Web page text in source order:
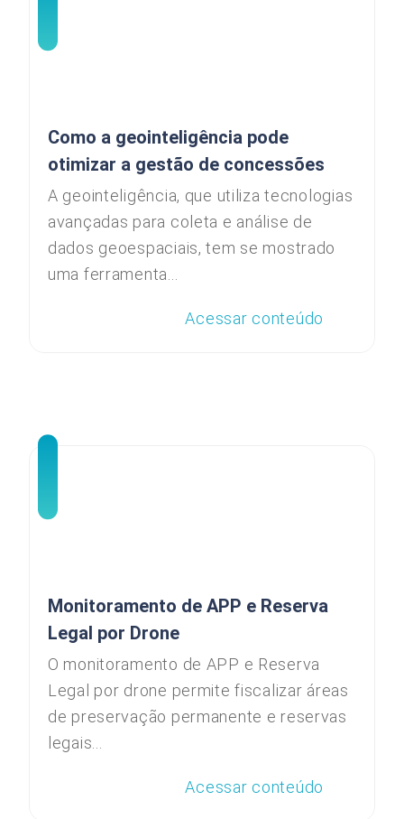
Como a geointeligência pode
otimizar a gestão de concessões
A geointeligência, que utiliza tecnologias
avançadas para coleta e análise de
dados geoespaciais, tem se mostrado
uma ferramenta...
Acessar conteúdo
Monitoramento de APP e Reserva
Legal por Drone
O monitoramento de APP e Reserva
Legal por drone permite fiscalizar áreas
de preservação permanente e reservas
legais...
Acessar conteúdo